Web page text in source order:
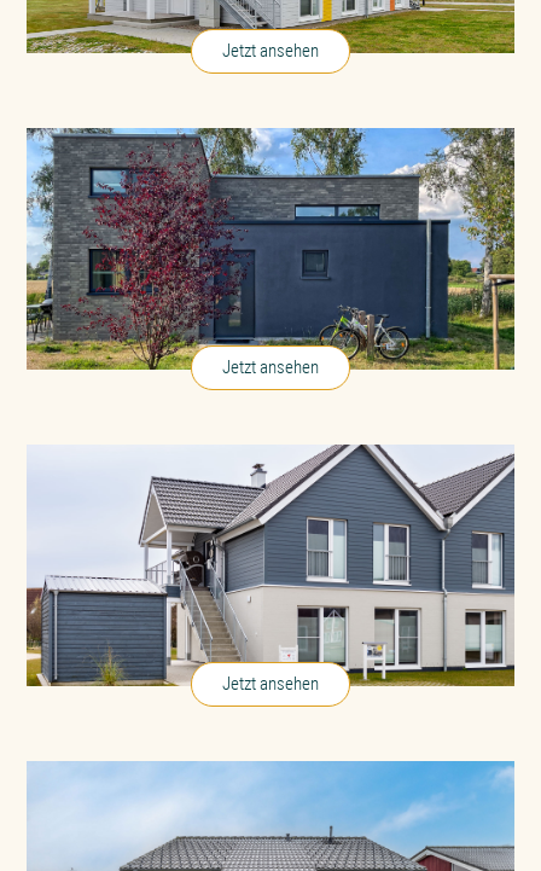
Jetzt ansehen
Seehaus Dümmer
am Dümmer See
Jetzt ansehen
Fischers Koje
in Büsum an der Nordsee
Jetzt ansehen